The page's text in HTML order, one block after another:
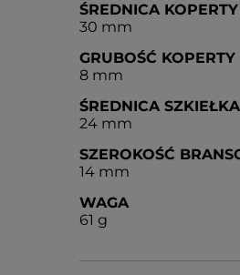
ŚREDNICA KOPERTY
30 mm
GRUBOŚĆ KOPERTY
8 mm
ŚREDNICA SZKIEŁKA
24 mm
SZEROKOŚĆ
14 mm
WAGA
61 g